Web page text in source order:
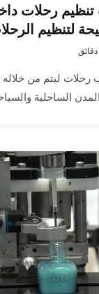
رحلات
لتنظيم
ليتم من خلاله
الساحلية